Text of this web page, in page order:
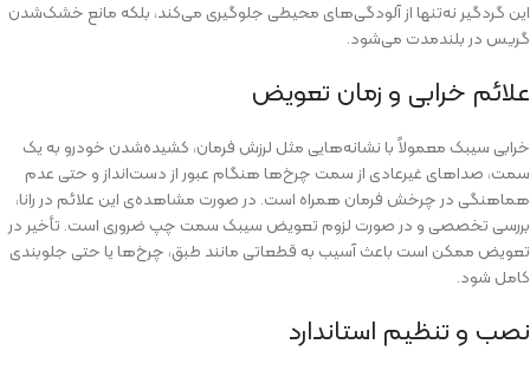
این گردگیر نه‌تنها از آلودگی‌های محیطی جلوگیری می‌کند، بلکه مانع خشک‌شدن
گریس در بلندمدت می‌شود.
علائم خرابی و زمان تعویض
خرابی سیبک معمولاً با نشانه‌هایی مثل لرزش فرمان، کشیده‌شدن خودرو به یک
سمت، صداهای غیرعادی از سمت چرخ‌ها هنگام عبور از دست‌انداز و حتی عدم
هماهنگی در چرخش فرمان همراه است. در صورت مشاهده‌ی این علائم در رانا،
بررسی تخصصی و در صورت لزوم تعویض سیبک سمت چپ ضروری است. تأخیر در
تعویض ممکن است باعث آسیب به قطعاتی مانند طبق، چرخ‌ها یا حتی جلوبندی
کامل شود.
نصب و تنظیم استاندارد